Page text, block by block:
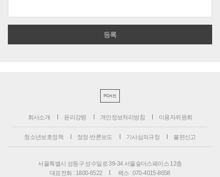
PC버전
회사소개 윤리강령 개인정보처리방침 이용자위원회
청소년보호정책 정정·반론보도 기사심의규정 불편신고
서울특별시 성동구 성수일로 39-34 서울숲더스페이스 12층
대표전화 : 1800-6522
팩스 : 070-4015-8658